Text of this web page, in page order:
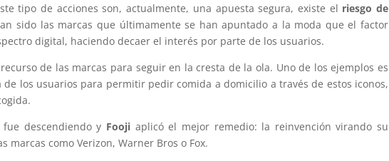
tipo de acciones son, actualmente, una apuesta segura, existe el riesgo de
sido las marcas que últimamente se han apuntado a la moda que el factor
digital, haciendo decaer el interés por parte de los usuarios.
de las marcas para seguir en la cresta de la ola. Uno de los ejemplos es
los usuarios para permitir pedir comida a domicilio a través de estos iconos,
descendiendo y Fooji aplicó el mejor remedio: la reinvención virando su
marcas como Verizon, Warner Bros o Fox.